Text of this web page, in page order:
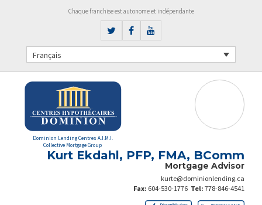
Chaque franchise est autonome et indépendante
Français
Dominion Lending Centres A.I.M.I.
Collective Mortgage Group
Kurt Ekdahl, PFP, FMA, BComm
Mortgage Advisor
kurte@dominionlending.ca
Tel: 778-846-4541
Fax: 604-530-1776